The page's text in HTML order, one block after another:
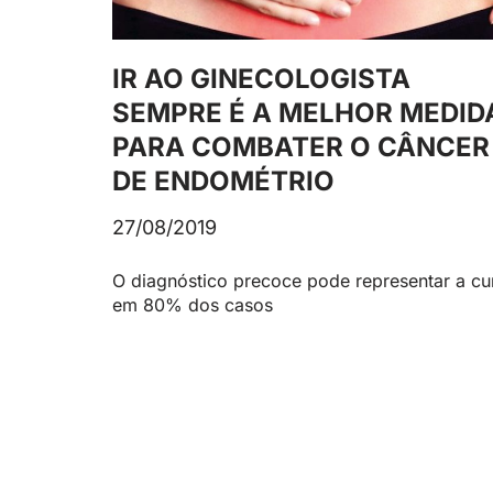
IR AO GINECOLOGISTA
SEMPRE É A MELHOR
PARA COMBATER O CÂNCER
DE ENDOMÉTRIO
27/08/2019
O diagnóstico precoce pode representar a
em 80% dos casos